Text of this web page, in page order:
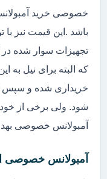
خصوصی خرید
باشد .این قیمت نیز با
تجهیزات سوار شده در
که البته برای نیل
خریداری شده و
شود. ولی برخی از
آمبولانس خصوصی
آمبولانس خصوصی